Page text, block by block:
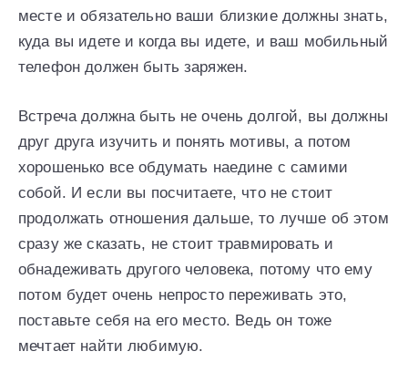
месте и обязательно ваши близкие должны знать,
куда вы идете и когда вы идете, и ваш мобильный
телефон должен быть заряжен.
Встреча должна быть не очень долгой, вы должны
друг друга изучить и понять мотивы, а потом
хорошенько все обдумать наедине с самими
собой. И если вы посчитаете, что не стоит
продолжать отношения дальше, то лучше об этом
сразу же сказать, не стоит травмировать и
обнадеживать другого человека, потому что ему
потом будет очень непросто переживать это,
поставьте себя на его место. Ведь он тоже
мечтает найти любимую.